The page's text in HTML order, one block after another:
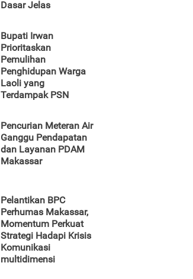
Dasar Jelas
Bupati Irwan
Prioritaskan
Pemulihan
Penghidupan Warga
Laoli yang
Terdampak PSN
Pencurian Meteran Air
Ganggu Pendapatan
dan Layanan PDAM
Makassar
Pelantikan BPC
Perhumas Makassar,
Momentum Perkuat
Strategi Hadapi Krisis
Komunikasi
multidimensi